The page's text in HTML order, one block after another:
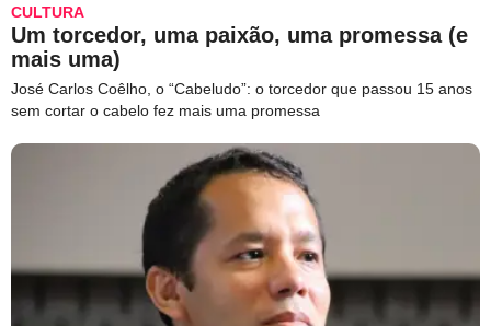
CULTURA
Um torcedor, uma paixão, uma promessa (e
mais uma)
José Carlos Coêlho, o “Cabeludo”: o torcedor que passou 15 anos
sem cortar o cabelo fez mais uma promessa